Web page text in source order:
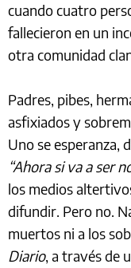
cuando cuatro
fallecieron en un
otra comunidad
Padres, pibes,
asfixiados y
Uno se esperanza,
“Ahora si va a ser
los medios
difundir. Pero no.
muertos ni a los
Diario, a través de